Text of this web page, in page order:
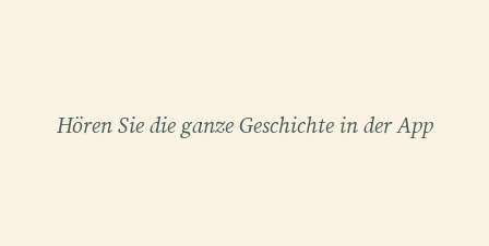
Hören Sie die ganze Geschichte in der App